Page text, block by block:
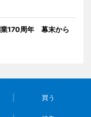
業170周年 幕末から
買う